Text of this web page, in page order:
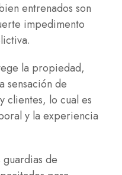
entrenados son
impedimento
la propiedad,
sensación de
clientes, lo cual es
y la experiencia
de